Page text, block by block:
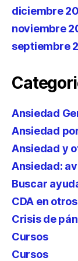
diciembre
noviembre
septiembre
Ansiedad
Ansiedad
Ansiedad y
Ansiedad:
Buscar
CDA en
Crisis de
Cursos
Cursos